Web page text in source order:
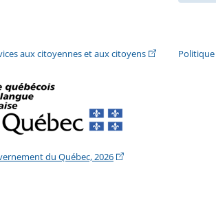
dans une nouvelle fenêtre.)
aux citoyennes et aux citoyens(Cet hyperlien
du Québec, 2026(Cet hyperlien externe